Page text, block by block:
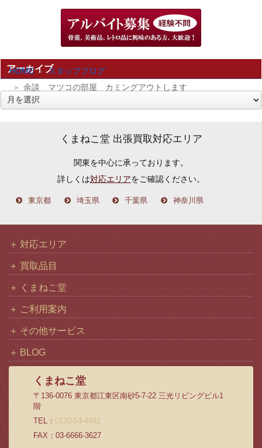
HOME
スタッフブログ
余談 マツコの部屋 カミングアウトします
アーカイブ
くまねこ堂 出張買取対応エリア
関東を中心に承っております。
詳しくは対応エリアをご確認ください。
東京都 埼玉県 千葉県 神奈川県
対応エリア
買取品目
くまねこ堂
ご利用案内
その他サービス
BLOG
くまねこ堂
〒136-0076 東京都江東区南砂5-7-22 三光リビングビル1
階
TEL： 0120-54-4892
FAX：03-6666-3627